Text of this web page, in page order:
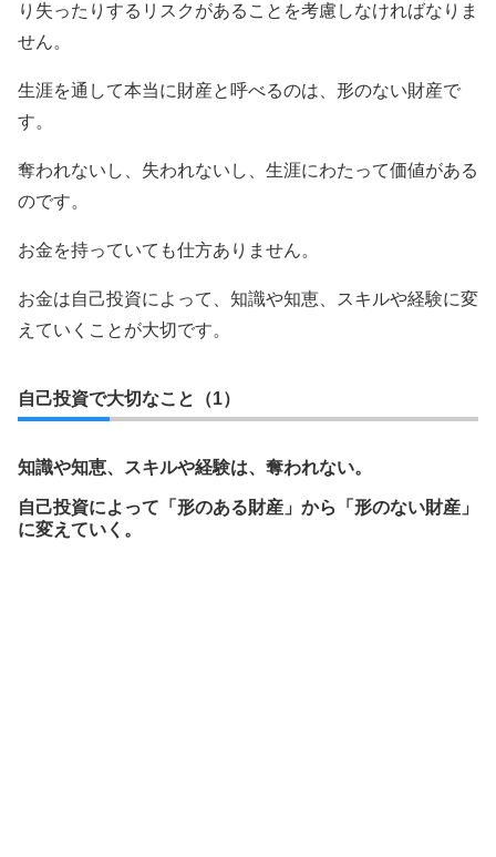
り失ったりするリスクがあることを考慮しなければなりま
せん。
生涯を通して本当に財産と呼べるのは、形のない財産で
す。
奪われないし、失われないし、生涯にわたって価値がある
のです。
お金を持っていても仕方ありません。
お金は自己投資によって、知識や知恵、スキルや経験に変
えていくことが大切です。
自己投資で大切なこと（1）
知識や知恵、スキルや経験は、奪われない。
自己投資によって「形のある財産」から「形のない財産」
に変えていく。